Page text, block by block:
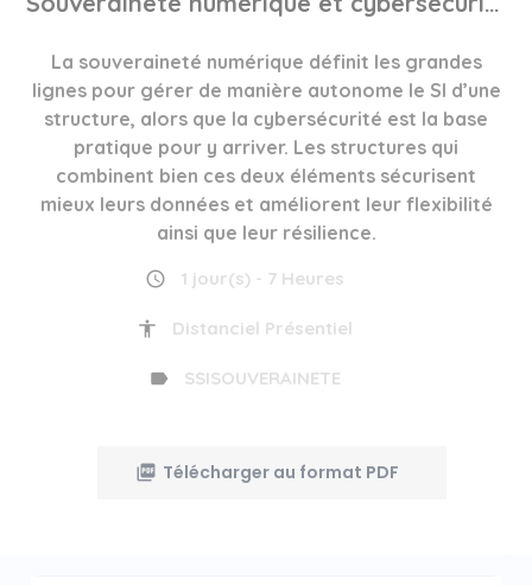
La souveraineté numérique définit les grandes
lignes pour gérer de manière autonome le SI d’une
structure, alors que la cybersécurité est la base
pratique pour y arriver. Les structures qui
combinent bien ces deux éléments sécurisent
mieux leurs données et améliorent leur flexibilité
ainsi que leur résilience.
1 jour(s) - 7 Heures
Distanciel Présentiel
SSISOUVERAINETE
Télécharger au format PDF